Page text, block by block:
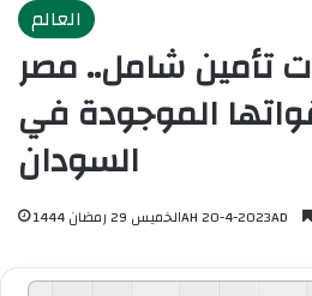
العالم
تأمين شامل.. مصر
الموجودة في
السودان
الخميس 29 رمضان 1444AH 20-4-2023AD